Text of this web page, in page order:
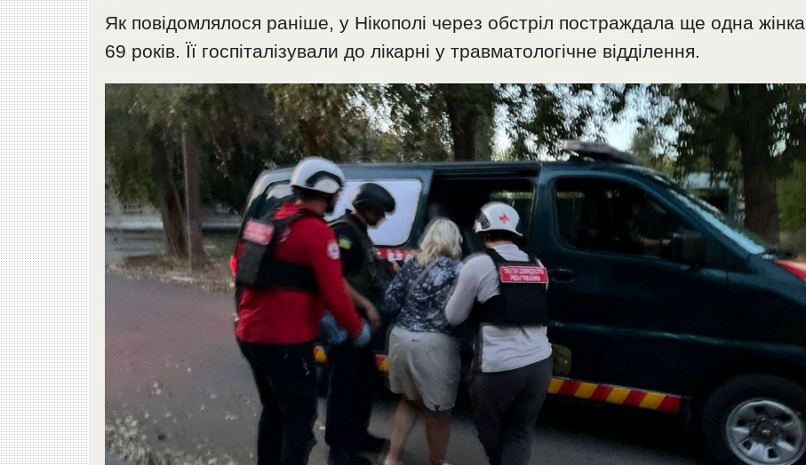
Як повідомлялося раніше, у Нікополі через обстріл постраждала ще одна жінка
69 років. Її госпіталізували до лікарні у травматологічне відділення.